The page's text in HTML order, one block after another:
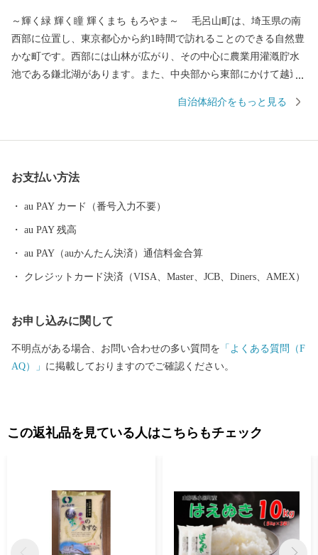
～輝く緑 輝く瞳 輝くまち もろやま～ 毛呂山町は、埼玉県の南
西部に位置し、東京都心から約1時間で訪れることのできる自然豊
かな町です。西部には山林が広がり、その中心に農業用灌漑貯水
池である鎌北湖があります。また、中央部から東部にかけて越辺
平安時代を起源とする「流鏑馬」、日本最古の産地のひとつで
の魅力を堪能してみませんか。
自治体紹介をもっと見る
お支払い方法
au PAY カード（番号入力不要）
au PAY 残高
au PAY（auかんたん決済）通信料金合算
クレジットカード決済（VISA、Master、JCB、Diners、AMEX）
お申し込みに関して
不明点がある場合、お問い合わせの多い質問を 「よくある質問（F
AQ）」 に掲載しておりますのでご確認ください。
この返礼品を見ている人はこちらもチェック